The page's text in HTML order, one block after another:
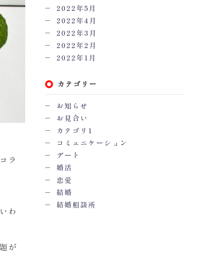
ラ
わ
が
2022年5月
2022年4月
2022年3月
2022年2月
2022年1月
カテゴリー
お知らせ
お見合い
カテゴリ1
コミュニケーション
デート
婚活
恋愛
結婚
結婚相談所